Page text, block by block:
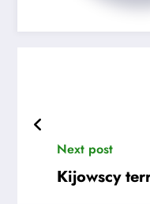
Next post
Kijowscy